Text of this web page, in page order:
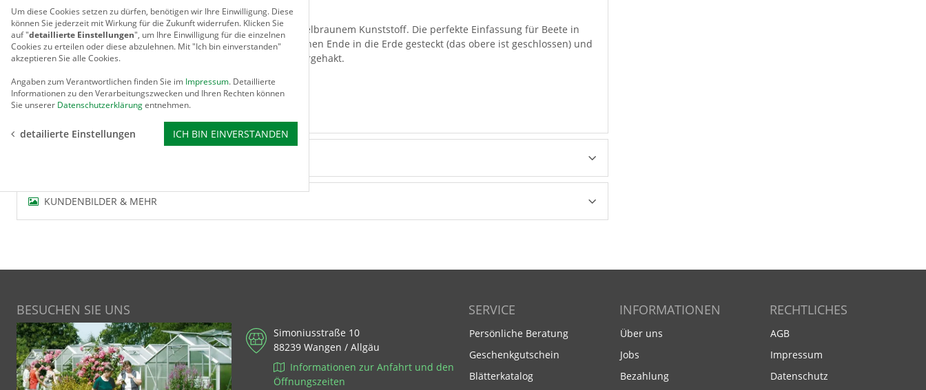
BEETPFÄHLE 32 STÜCK
Beetpfähle aus robustem, dickwandigem, langlebigem dunkelbraunem Kunststoff. Die perfekte Einfassung für Beete in
beliebiger Form und Größe. Die Pfähle werden mit dem offenen Ende in die Erde gesteckt (das obere ist geschlossen) und
die einzelnen Elemente zu einem festen Verbund ineinandergehakt.
Höhe: ca. 30 cm, Breite: 9 cm
1 Set enthält 32 Pfähle (ca. 290 cm).
KUNDENBILDER & MEHR
BESUCHEN SIE UNS
Simoniusstraße 10
88239 Wangen / Allgäu
Informationen zur Anfahrt und den
Öffnungszeiten
SERVICE
Persönliche Beratung
Geschenkgutschein
Blätterkatalog
INFORMATIONEN
Über uns
Jobs
Bezahlung
RECHTLICHES
AGB
Impressum
Datenschutz
Um diese Cookies setzen zu dürfen, benötigen wir Ihre Einwilligung. Diese
können Sie jederzeit mit Wirkung für die Zukunft widerrufen. Klicken Sie
auf "detaillierte Einstellungen", um Ihre Einwilligung für die einzelnen
Cookies zu erteilen oder diese abzulehnen. Mit "Ich bin einverstanden"
akzeptieren Sie alle Cookies.
Angaben zum Verantwortlichen finden Sie im Impressum. Detaillierte
Informationen zu den Verarbeitungszwecken und Ihren Rechten können
Sie unserer Datenschutzerklärung entnehmen.
detailierte Einstellungen ICH BIN EINVERSTANDEN